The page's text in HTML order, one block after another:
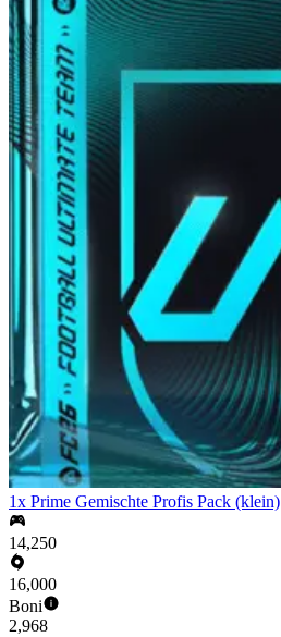
1x Prime Gemischte Profis Pack (klein)
14,250
16,000
Boni
2,968